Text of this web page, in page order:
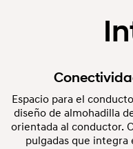
Espacio para el
diseño de almohadilla
orientada al conductor.
pulgadas que